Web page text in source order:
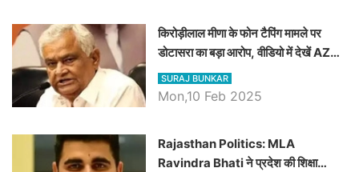
किरोड़ीलाल मीणा के फोन टैपिंग मामले पर
डोटासरा का बड़ा आरोप, वीडियो में देखें AZ
बड़ी खबरें
SURAJ BUNKAR
Mon,10 Feb 2025
Rajasthan Politics: MLA
Ravindra Bhati ने प्रदेश की शिक्षा